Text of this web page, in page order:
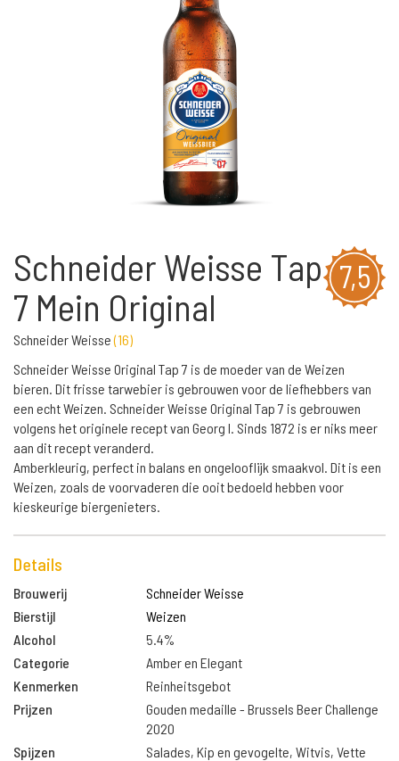
7,5
Schneider Weisse Tap
7 Mein Original
Schneider Weisse(16)
Schneider Weisse Original Tap 7 is de moeder van de Weizen
bieren. Dit frisse tarwebier is gebrouwen voor de liefhebbers van
een echt Weizen. Schneider Weisse Original Tap 7 is gebrouwen
volgens het originele recept van Georg I. Sinds 1872 is er niks meer
aan dit recept veranderd.
Amberkleurig, perfect in balans en ongelooflijk smaakvol. Dit is een
Weizen, zoals de voorvaderen die ooit bedoeld hebben voor
kieskeurige biergenieters.
Details
Brouwerij
Schneider Weisse
Bierstijl
Weizen
Alcohol
5.4%
Categorie
Amber en Elegant
Kenmerken
Reinheitsgebot
Prijzen
Gouden medaille - Brussels Beer Challenge
2020
Spijzen
Salades, Kip en gevogelte, Witvis, Vette